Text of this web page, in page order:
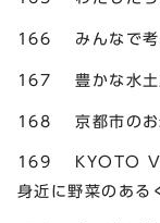
166 みんなで考
167 豊かな水土
168 京都市のお
169 KYOTO
身近に野菜のある